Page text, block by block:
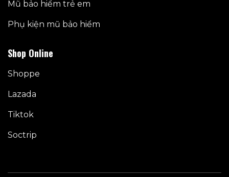
Mũ bảo hiểm trẻ em
Phụ kiện mũ bảo hiểm
Shop Online
Shoppe
Lazada
Tiktok
Soctrip